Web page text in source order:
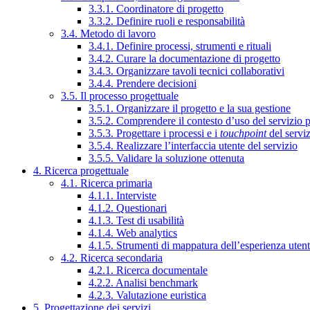
3.3.1. Coordinatore di progetto
3.3.2. Definire ruoli e responsabilità
3.4. Metodo di lavoro
3.4.1. Definire processi, strumenti e rituali
3.4.2. Curare la documentazione di progetto
3.4.3. Organizzare tavoli tecnici collaborativi
3.4.4. Prendere decisioni
3.5. Il processo progettuale
3.5.1. Organizzare il progetto e la sua gestione
3.5.2. Comprendere il contesto d’uso del servizio
3.5.3. Progettare i processi e i touchpointdel
3.5.4. Realizzare l’interfaccia utente del servizio
3.5.5. Validare la soluzione ottenuta
4. Ricerca progettuale
4.1. Ricerca primaria
4.1.1. Interviste
4.1.2. Questionari
4.1.3. Test di usabilità
4.1.4. Web analytics
4.1.5. Strumenti di mappatura dell’esperienza
4.2. Ricerca secondaria
4.2.1. Ricerca documentale
4.2.2. Analisi benchmark
4.2.3. Valutazione euristica
5. Progettazione dei servizi